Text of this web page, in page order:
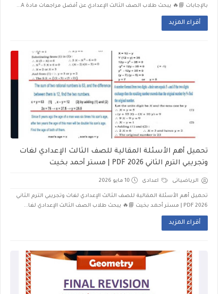
بالإجابات 📘🔥 يبحث طلاب الصف الثالث الإعدادي عن أفضل مراجعات مادة A...
أقراء المزيد
تحميل أهم الأسئلة المقالية للصف الثالث الإعدادي لغات
وتجريبي الترم الثاني 2026 PDF | مستر أحمد بخيت
الرياضياتى اعدادى 10 مايو 2026
تحميل أهم الأسئلة المقالية للصف الثالث الإعدادي لغات وتجريبي الترم الثاني
2026 PDF | مستر أحمد بخيت 📘🔥 يبحث طلاب الصف الثالث الإعدادي لغا...
أقراء المزيد